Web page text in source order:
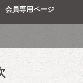
会員専用ページ